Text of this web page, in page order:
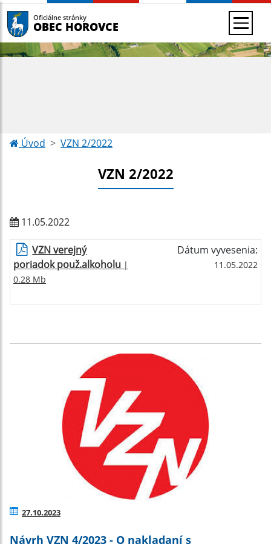
Oficiálne stránky
OBEC HOROVCE
Úvod VZN 2/2022
VZN 2/2022
11.05.2022
VZN verejný
poriadok použ.alkoholu |
0.28 Mb
Dátum vyvesenia:
11.05.2022
27.10.2023
Návrh VZN 4/2023 - O nakladaní s